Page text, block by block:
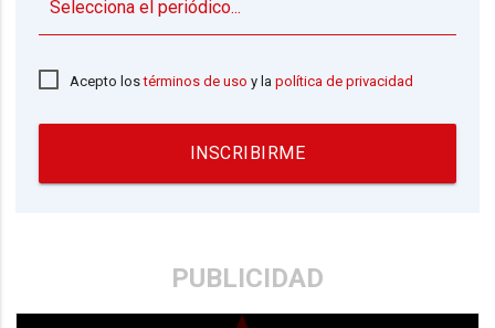
Acepto lostérminos de uso y lapolítica de privacidad
INSCRIBIRME
PUBLICIDAD